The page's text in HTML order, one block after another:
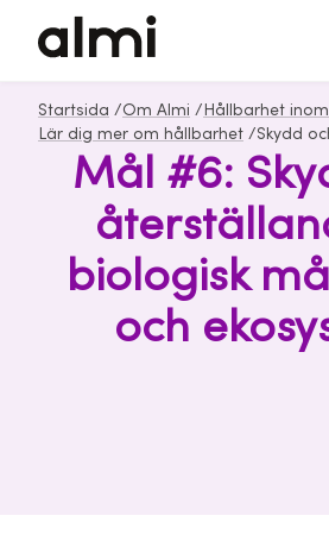
Startsida /Om Almi / Hållbarhet
Lär dig mer om hållbarhet /
Mål #6:
biologisk
och